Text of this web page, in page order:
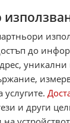
бяха
полицаи
Това
до
и други